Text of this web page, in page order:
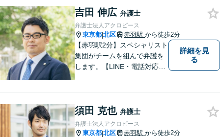
方より、元気になった・安心
したという声をいただいてお
ります。
吉田 伸広 弁護士
弁護士法人アクロピース
東京都|北区 赤羽駅 から徒歩2分
【赤羽駅2分】スペシャリスト
集団がチームを組んで弁護を
します。【LINE・電話対応
スはあなたの味方です！他士
業との連携あり。
詳細を見
る
須田 克也 弁護士
弁護士法人アクロピース
東京都|北区 赤羽駅 から徒歩2分